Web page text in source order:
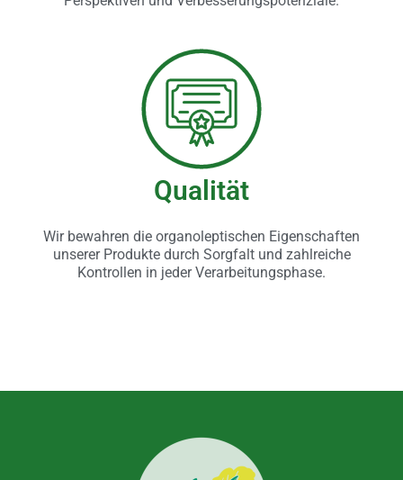
Qualität
Wir bewahren die organoleptischen Eigenschaften
unserer Produkte durch Sorgfalt und zahlreiche
Kontrollen in jeder Verarbeitungsphase.